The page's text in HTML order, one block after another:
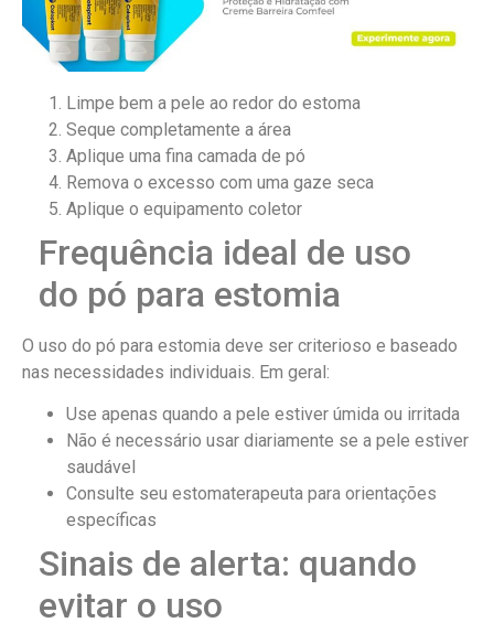
Limpe bem a pele ao redor do estoma
Seque completamente a área
Aplique uma fina camada de pó
Remova o excesso com uma gaze seca
Aplique o equipamento coletor
Frequência ideal de uso
do pó para estomia
O uso do pó para estomia deve ser criterioso e baseado
nas necessidades individuais. Em geral:
Use apenas quando a pele estiver úmida ou irritada
Não é necessário usar diariamente se a pele estiver
saudável
Consulte seu estomaterapeuta para orientações
específicas
Sinais de alerta: quando
evitar o uso